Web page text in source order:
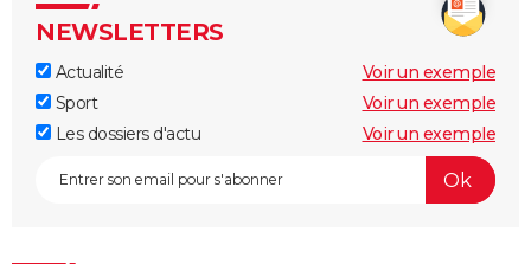
NEWSLETTERS
Actualité
Voir un exemple
Sport
Voir un exemple
Les dossiers d'actu
Voir un exemple